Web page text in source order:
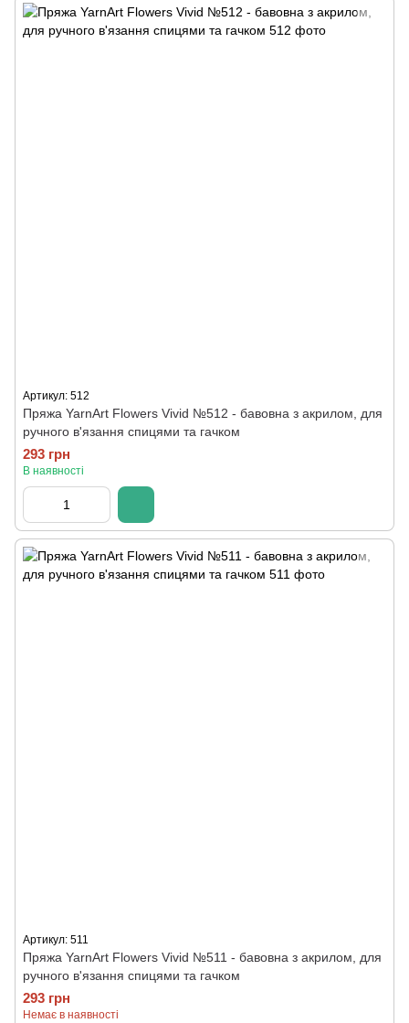
Артикул: 512
Пряжа YarnArt Flowers Vivid №512 - бавовна з акрилом, для
ручного в'язання спицями та гачком
293 грн
В наявності
Артикул: 511
Пряжа YarnArt Flowers Vivid №511 - бавовна з акрилом, для
ручного в'язання спицями та гачком
293 грн
Немає в наявності